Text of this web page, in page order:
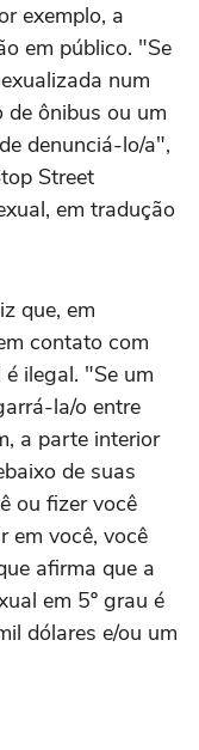
exemplo, a
em público. "Se
num
de ônibus ou um
denunciá-lo/a",
Street
em tradução
que, em
contato com
ilegal. "Se um
la/o entre
a parte interior
de suas
ou fizer você
em você, você
afirma que a
em 5º grau é
dólares e/ou um